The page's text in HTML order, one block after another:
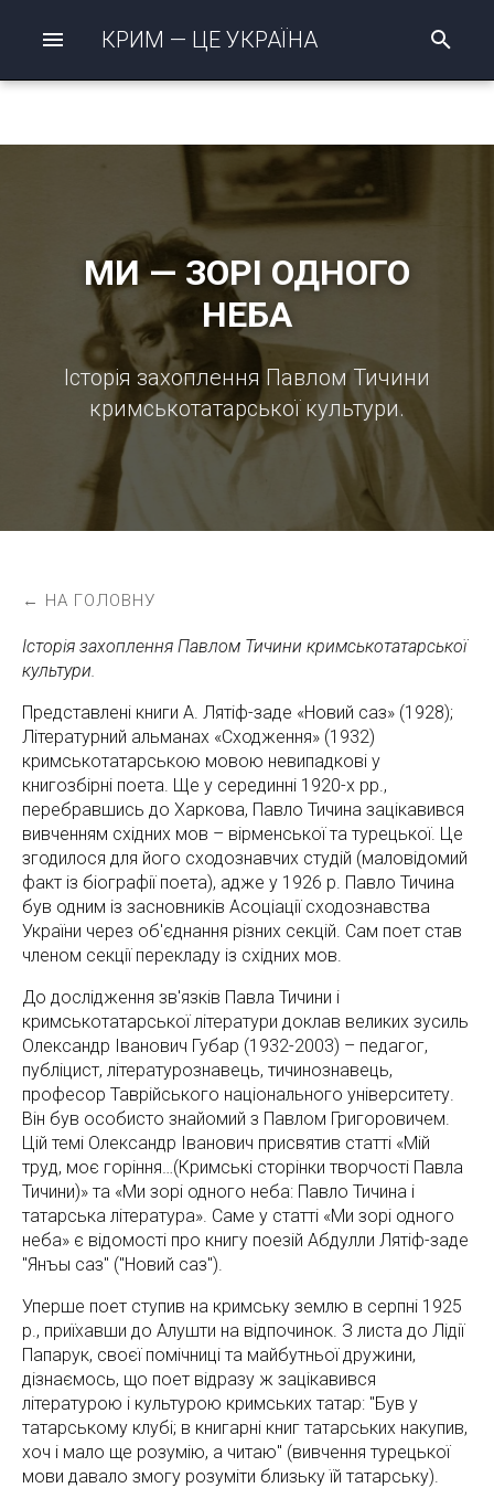
КРИМ — ЦЕ УКРАЇНА
о
МИ — ЗОРІ ОДНОГО
НЕБА
Історія захоплення Павлом Тичини
кримськотатарської культури.
← НА ГОЛОВНУ
Історія захоплення Павлом Тичини кримськотатарської
культури.
Представлені книги А. Лятіф-заде «Новий саз» (1928);
Літературний альманах «Сходження» (1932)
кримськотатарською мовою невипадкові у
книгозбірні поета. Ще у серединні 1920-х рр.,
перебравшись до Харкова, Павло Тичина зацікавився
вивченням східних мов – вірменської та турецької. Це
згодилося для його сходознавчих студій (маловідомий
факт із біографії поета), адже у 1926 р. Павло Тичина
був одним із засновників Асоціації сходознавства
України через об'єднання різних секцій. Сам поет став
членом секції перекладу із східних мов.
До дослідження зв'язків Павла Тичини і
кримськотатарської літератури доклав великих зусиль
Олександр Іванович Губар (1932-2003) – педагог,
публіцист, літературознавець, тичинознавець,
професор Таврійського національного університету.
Він був особисто знайомий з Павлом Григоровичем.
Цій темі Олександр Іванович присвятив статті «Мій
труд, моє горіння…(Кримські сторінки творчості Павла
Тичини)» та «Ми зорі одного неба: Павло Тичина і
татарська література». Саме у статті «Ми зорі одного
неба» є відомості про книгу поезій Абдулли Лятіф-заде
"Янъы саз" ("Новий саз").
Уперше поет ступив на кримську землю в серпні 1925
р., приїхавши до Алушти на відпочинок. З листа до Лідії
Папарук, своєї помічниці та майбутньої дружини,
дізнаємось, що поет відразу ж зацікавився
літературою і культурою кримських татар: "Був у
татарському клубі; в книгарні книг татарських накупив,
хоч і мало ще розумію, а читаю" (вивчення турецької
мови давало змогу розуміти близьку їй татарську).